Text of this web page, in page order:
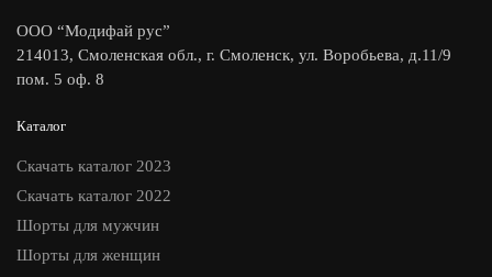
ООО “Модифай рус”
214013, Смоленская обл., г. Смоленск, ул. Воробьева, д.11/9
пом. 5 оф. 8
Каталог
Скачать каталог 2023
Скачать каталог 2022
Шорты для мужчин
Шорты для женщин